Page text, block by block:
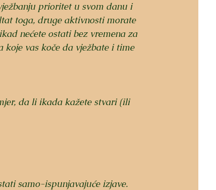
prioritet u svom danu i
toga, druge aktivnosti morate
nećete ostati bez vremena za
koje vas koče da vježbate i time
da li ikada kažete stvari (ili
samo-ispunjavajuće izjave.